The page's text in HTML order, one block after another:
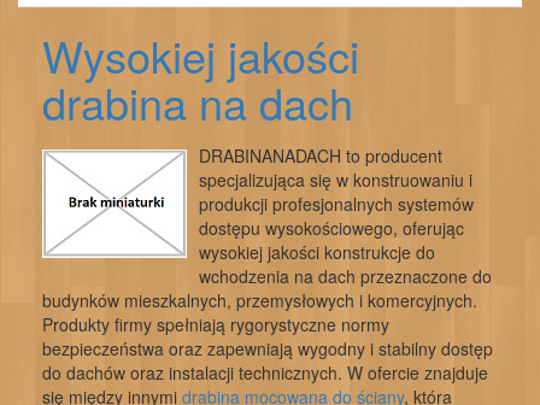
Wysokiej jakości
drabina na dach
DRABINANADACH to producent
specjalizująca się w konstruowaniu i
produkcji profesjonalnych systemów
dostępu wysokościowego, oferując
wysokiej jakości konstrukcje do
wchodzenia na dach przeznaczone do
budynków mieszkalnych, przemysłowych i komercyjnych.
Produkty firmy spełniają rygorystyczne normy
bezpieczeństwa oraz zapewniają wygodny i stabilny dostęp
do dachów oraz instalacji technicznych. W ofercie znajduje
się między innymi drabina mocowana do ściany, która